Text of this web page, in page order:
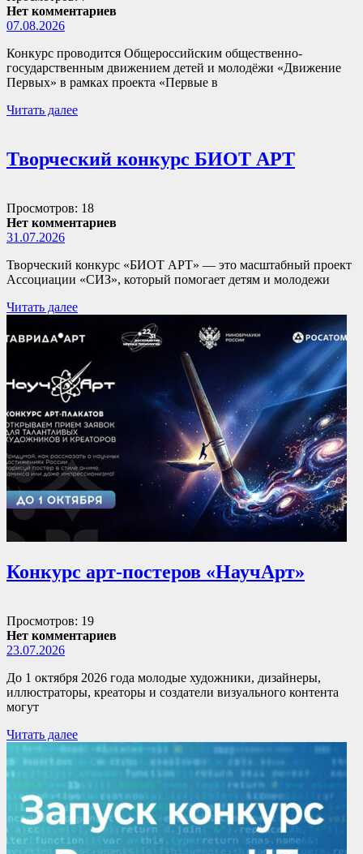
Нет комментариев
07.08.2026
Конкурс проводится Общероссийским общественно-
государственным движением детей и молодёжи «Движение
Первых» в рамках проекта «Первые в
Читать далее
Творческий конкурс БИОТ АРТ
Просмотров: 18
Нет комментариев
31.07.2026
Творческий конкурс «БИОТ АРТ» — это масштабный проект
Ассоциации «СИЗ», который помогает детям и молодежи
Читать далее
Конкурс арт-постеров «НаучАрт»
Просмотров: 19
Нет комментариев
23.07.2026
До 1 октября 2026 года молодые художники, дизайнеры,
иллюстраторы, креаторы и создатели визуального контента
могут
Читать далее